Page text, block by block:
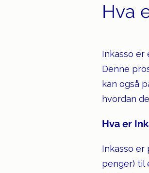
Hva
Inkasso
Denne
kan også
hvordan
Hva er
Inkasso er
penger) til